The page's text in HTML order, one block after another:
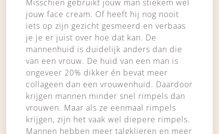
Misschien gebruikt jouw man stiekem wel
jouw face cream. Of heeft hij nog nooit
iets op zijn gezicht gesmeerd en verbaas
je je er juist over hoe dat kan. De
mannenhuid is duidelijk anders dan die
van een vrouw. De huid van een man is
ongeveer 20% dikker én bevat meer
collageen dan een vrouwenhuid. Daardoor
krijgen mannen minder snel rimpels dan
vrouwen. Maar als ze eenmaal rimpels
krijgen, zijn het vaak wel diepere rimpels.
Mannen hebben meer talgklieren en meer